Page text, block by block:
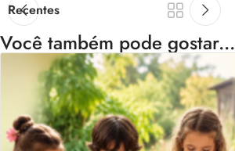
Recentes
Você também pode gostar...